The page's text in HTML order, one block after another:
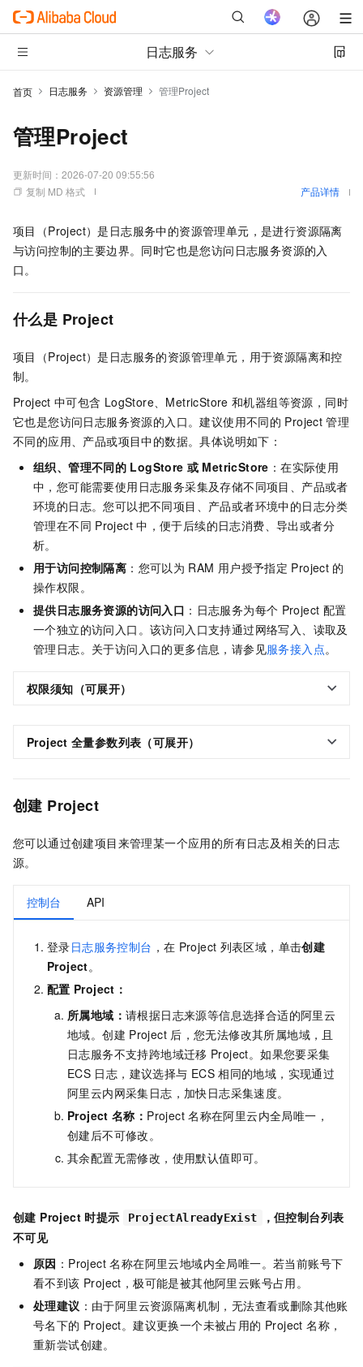
日志服务
首页 日志服务 资源管理 管理Project
管理Project
更新时间： 2026-07-20 09:55:56
复制 MD 格式
产品详情
项目（Project）是日志服务中的资源管理单元，是进行资源隔离
与访问控制的主要边界。同时它也是您访问日志服务资源的入
口。
什么是 Project
项目（Project）是日志服务的资源管理单元，用于资源隔离和控
制。
Project 中可包含 LogStore、MetricStore 和机器组等资源，同时
它也是您访问日志服务资源的入口。建议使用不同的 Project 管理
不同的应用、产品或项目中的数据。具体说明如下：
组织、管理不同的 LogStore 或 MetricStore ：在实际使用
中，您可能需要使用日志服务采集及存储不同项目、产品或者
环境的日志。您可以把不同项目、产品或者环境中的日志分类
管理在不同 Project 中，便于后续的日志消费、导出或者分
析。
用于访问控制隔离 ：您可以为 RAM 用户授予指定 Project 的
操作权限。
提供日志服务资源的访问入口 ：日志服务为每个 Project 配置
一个独立的访问入口。该访问入口支持通过网络写入、读取及
管理日志。关于访问入口的更多信息，请参见服务接入点。
权限须知（可展开）
Project 全量参数列表（可展开）
创建 Project
您可以通过创建项目来管理某一个应用的所有日志及相关的日志
源。
控制台 API
登录日志服务控制台 ，在 Project 列表区域，单击创建
Project。
配置 Project：
所属地域： 请根据日志来源等信息选择合适的阿里云
地域。创建 Project 后，您无法修改其所属地域，且
日志服务不支持跨地域迁移 Project。如果您要采集
ECS 日志，建议选择与 ECS 相同的地域，实现通过
阿里云内网采集日志，加快日志采集速度。
Project 名称： Project 名称在阿里云内全局唯一，
创建后不可修改。
其余配置无需修改，使用默认值即可。
创建 Project 时提示 ProjectAlreadyExist
，但控制台列表
不可见
原因 ：Project 名称在阿里云地域内全局唯一。若当前账号下
看不到该 Project，极可能是被其他阿里云账号占用。
处理建议 ：由于阿里云资源隔离机制，无法查看或删除其他账
号名下的 Project。建议更换一个未被占用的 Project 名称，
重新尝试创建。